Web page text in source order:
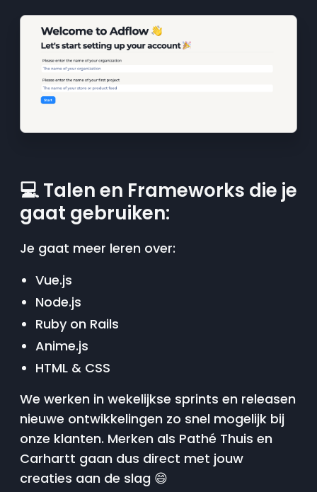
💻 Talen en Frameworks die je
gaat gebruiken:
Je gaat meer leren over:
Vue.js
Node.js
Ruby on Rails
Anime.js
HTML & CSS
We werken in wekelijkse sprints en releasen
nieuwe ontwikkelingen zo snel mogelijk bij
onze klanten. Merken als Pathé Thuis en
Carhartt gaan dus direct met jouw
creaties aan de slag 😄